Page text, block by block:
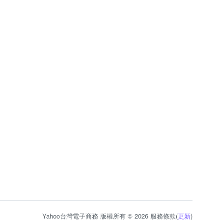
Yahoo台灣電子商務 版權所有 © 2026 服務條款(更新)